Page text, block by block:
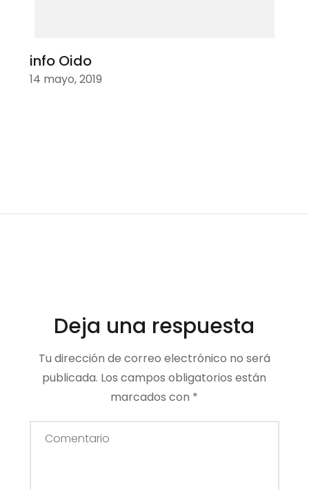
info Oido
14 mayo, 2019
Deja una respuesta
Tu dirección de correo electrónico no será
publicada. Los campos obligatorios están
marcados con *